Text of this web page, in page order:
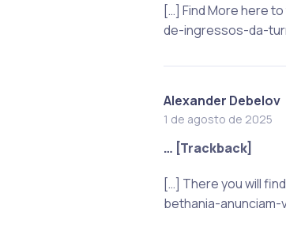
[…] Find More here
de-ingressos-da-
Alexander Debelov
1 de agosto de 2025
… [Trackback]
[…] There you will
bethania-